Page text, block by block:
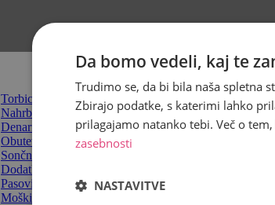
Torbice
Nahrbtniki
(37)
Denarnice
Obutev
Sončna očala
Dodatki
Pasovi
Moški
Da bomo vedeli, kaj te
Trudimo se, da bi bila naša spletna
Zbirajo podatke, s katerimi lahko
prilagajamo natanko tebi. Več o
zasebnosti
NASTAVITVE